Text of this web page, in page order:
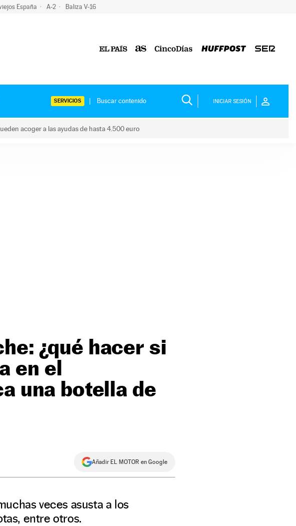
España A-2 Baliza V-16
SERVICIOS INICIAR SESIÓN
acoger a las ayudas de hasta 4.500 euro
¿qué hacer si
en el
una botella de
Añadir EL MOTOR en Google
veces asusta a los
entre otros.